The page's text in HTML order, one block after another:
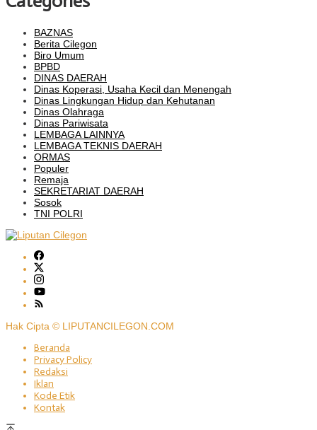
BAZNAS
Berita Cilegon
Biro Umum
BPBD
DINAS DAERAH
Dinas Koperasi, Usaha Kecil dan Menengah
Dinas Lingkungan Hidup dan Kehutanan
Dinas Olahraga
Dinas Pariwisata
LEMBAGA LAINNYA
LEMBAGA TEKNIS DAERAH
ORMAS
Populer
Remaja
SEKRETARIAT DAERAH
Sosok
TNI POLRI
Hak Cipta © LIPUTANCILEGON.COM
Beranda
Privacy Policy
Redaksi
Iklan
Kode Etik
Kontak